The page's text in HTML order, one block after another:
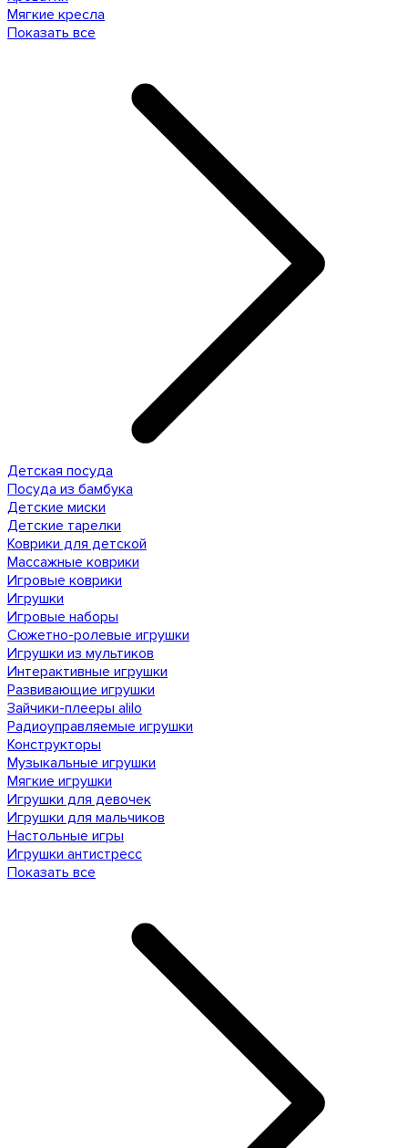
Мягкие кресла
Показать все
Детская посуда
Посуда из бамбука
Детские миски
Детские тарелки
Коврики для детской
Массажные коврики
Игровые коврики
Игрушки
Игровые наборы
Сюжетно-ролевые игрушки
Игрушки из мультиков
Интерактивные игрушки
Развивающие игрушки
Зайчики-плееры alilo
Радиоуправляемые игрушки
Конструкторы
Музыкальные игрушки
Мягкие игрушки
Игрушки для девочек
Игрушки для мальчиков
Настольные игры
Игрушки антистресс
Показать все